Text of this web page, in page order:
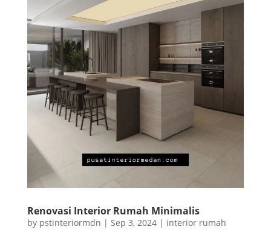
Renovasi Interior Rumah Minimalis
by pstinteriormdn | Sep 3, 2024| interior rumah